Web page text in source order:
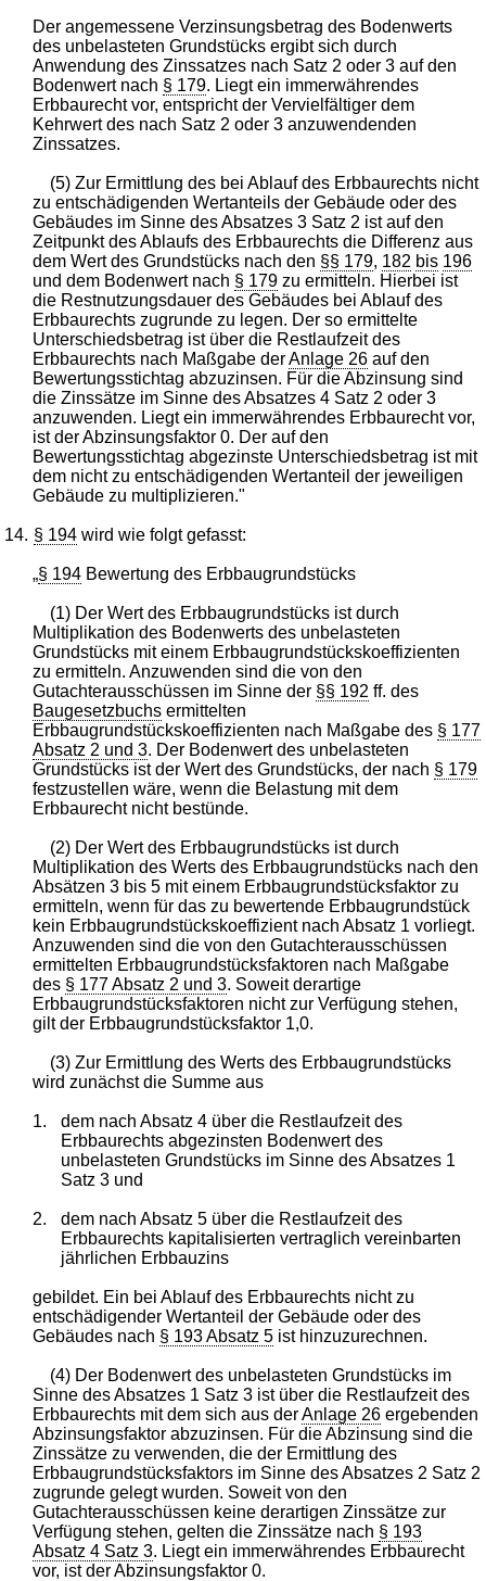
Der angemessene Verzinsungsbetrag des Bodenwerts
des unbelasteten Grundstücks ergibt sich durch
Anwendung des Zinssatzes nach Satz 2 oder 3 auf den
Bodenwert nach § 179. Liegt ein immerwährendes
Erbbaurecht vor, entspricht der Vervielfältiger dem
Kehrwert des nach Satz 2 oder 3 anzuwendenden
Zinssatzes.
(5) Zur Ermittlung des bei Ablauf des Erbbaurechts nicht
zu entschädigenden Wertanteils der Gebäude oder des
Gebäudes im Sinne des Absatzes 3 Satz 2 ist auf den
Zeitpunkt des Ablaufs des Erbbaurechts die Differenz aus
dem Wert des Grundstücks nach den §§ 179, 182 bis 196
und dem Bodenwert nach § 179 zu ermitteln. Hierbei ist
die Restnutzungsdauer des Gebäudes bei Ablauf des
Erbbaurechts zugrunde zu legen. Der so ermittelte
Unterschiedsbetrag ist über die Restlaufzeit des
Erbbaurechts nach Maßgabe derAnlage 26 auf den
Bewertungsstichtag abzuzinsen. Für die Abzinsung sind
die Zinssätze im Sinne des Absatzes 4 Satz 2 oder 3
anzuwenden. Liegt ein immerwährendes Erbbaurecht vor,
ist der Abzinsungsfaktor 0. Der auf den
Bewertungsstichtag abgezinste Unterschiedsbetrag ist mit
dem nicht zu entschädigenden Wertanteil der jeweiligen
Gebäude zu multiplizieren."
14. § 194 wird wie folgt gefasst:
„§ 194 Bewertung des Erbbaugrundstücks
(1) Der Wert des Erbbaugrundstücks ist durch
Multiplikation des Bodenwerts des unbelasteten
Grundstücks mit einem Erbbaugrundstückskoeffizienten
zu ermitteln. Anzuwenden sind die von den
Gutachterausschüssen im Sinne der §§ 192 ff. des
Baugesetzbuchs ermittelten
Erbbaugrundstückskoeffizienten nach Maßgabe des § 177
Absatz 2 und 3. Der Bodenwert des unbelasteten
Grundstücks ist der Wert des Grundstücks, der nach § 179
festzustellen wäre, wenn die Belastung mit dem
Erbbaurecht nicht bestünde.
(2) Der Wert des Erbbaugrundstücks ist durch
Multiplikation des Werts des Erbbaugrundstücks nach den
Absätzen 3 bis 5 mit einem Erbbaugrundstücksfaktor zu
ermitteln, wenn für das zu bewertende Erbbaugrundstück
kein Erbbaugrundstückskoeffizient nach Absatz 1 vorliegt.
Anzuwenden sind die von den Gutachterausschüssen
ermittelten Erbbaugrundstücksfaktoren nach Maßgabe
des § 177 Absatz 2 und 3. Soweit derartige
Erbbaugrundstücksfaktoren nicht zur Verfügung stehen,
gilt der Erbbaugrundstücksfaktor 1,0.
(3) Zur Ermittlung des Werts des Erbbaugrundstücks
wird zunächst die Summe aus
1.
dem nach Absatz 4 über die Restlaufzeit des
Erbbaurechts abgezinsten Bodenwert des
unbelasteten Grundstücks im Sinne des Absatzes 1
Satz 3 und
2.
dem nach Absatz 5 über die Restlaufzeit des
Erbbaurechts kapitalisierten vertraglich vereinbarten
jährlichen Erbbauzins
gebildet. Ein bei Ablauf des Erbbaurechts nicht zu
entschädigender Wertanteil der Gebäude oder des
Gebäudes nach § 193 Absatz 5 ist hinzuzurechnen.
(4) Der Bodenwert des unbelasteten Grundstücks im
Sinne des Absatzes 1 Satz 3 ist über die Restlaufzeit des
Erbbaurechts mit dem sich aus derAnlage 26 ergebenden
Abzinsungsfaktor abzuzinsen. Für die Abzinsung sind die
Zinssätze zu verwenden, die der Ermittlung des
Erbbaugrundstücksfaktors im Sinne des Absatzes 2 Satz 2
zugrunde gelegt wurden. Soweit von den
Gutachterausschüssen keine derartigen Zinssätze zur
Verfügung stehen, gelten die Zinssätze nach § 193
Absatz 4 Satz 3. Liegt ein immerwährendes Erbbaurecht
vor, ist der Abzinsungsfaktor 0.